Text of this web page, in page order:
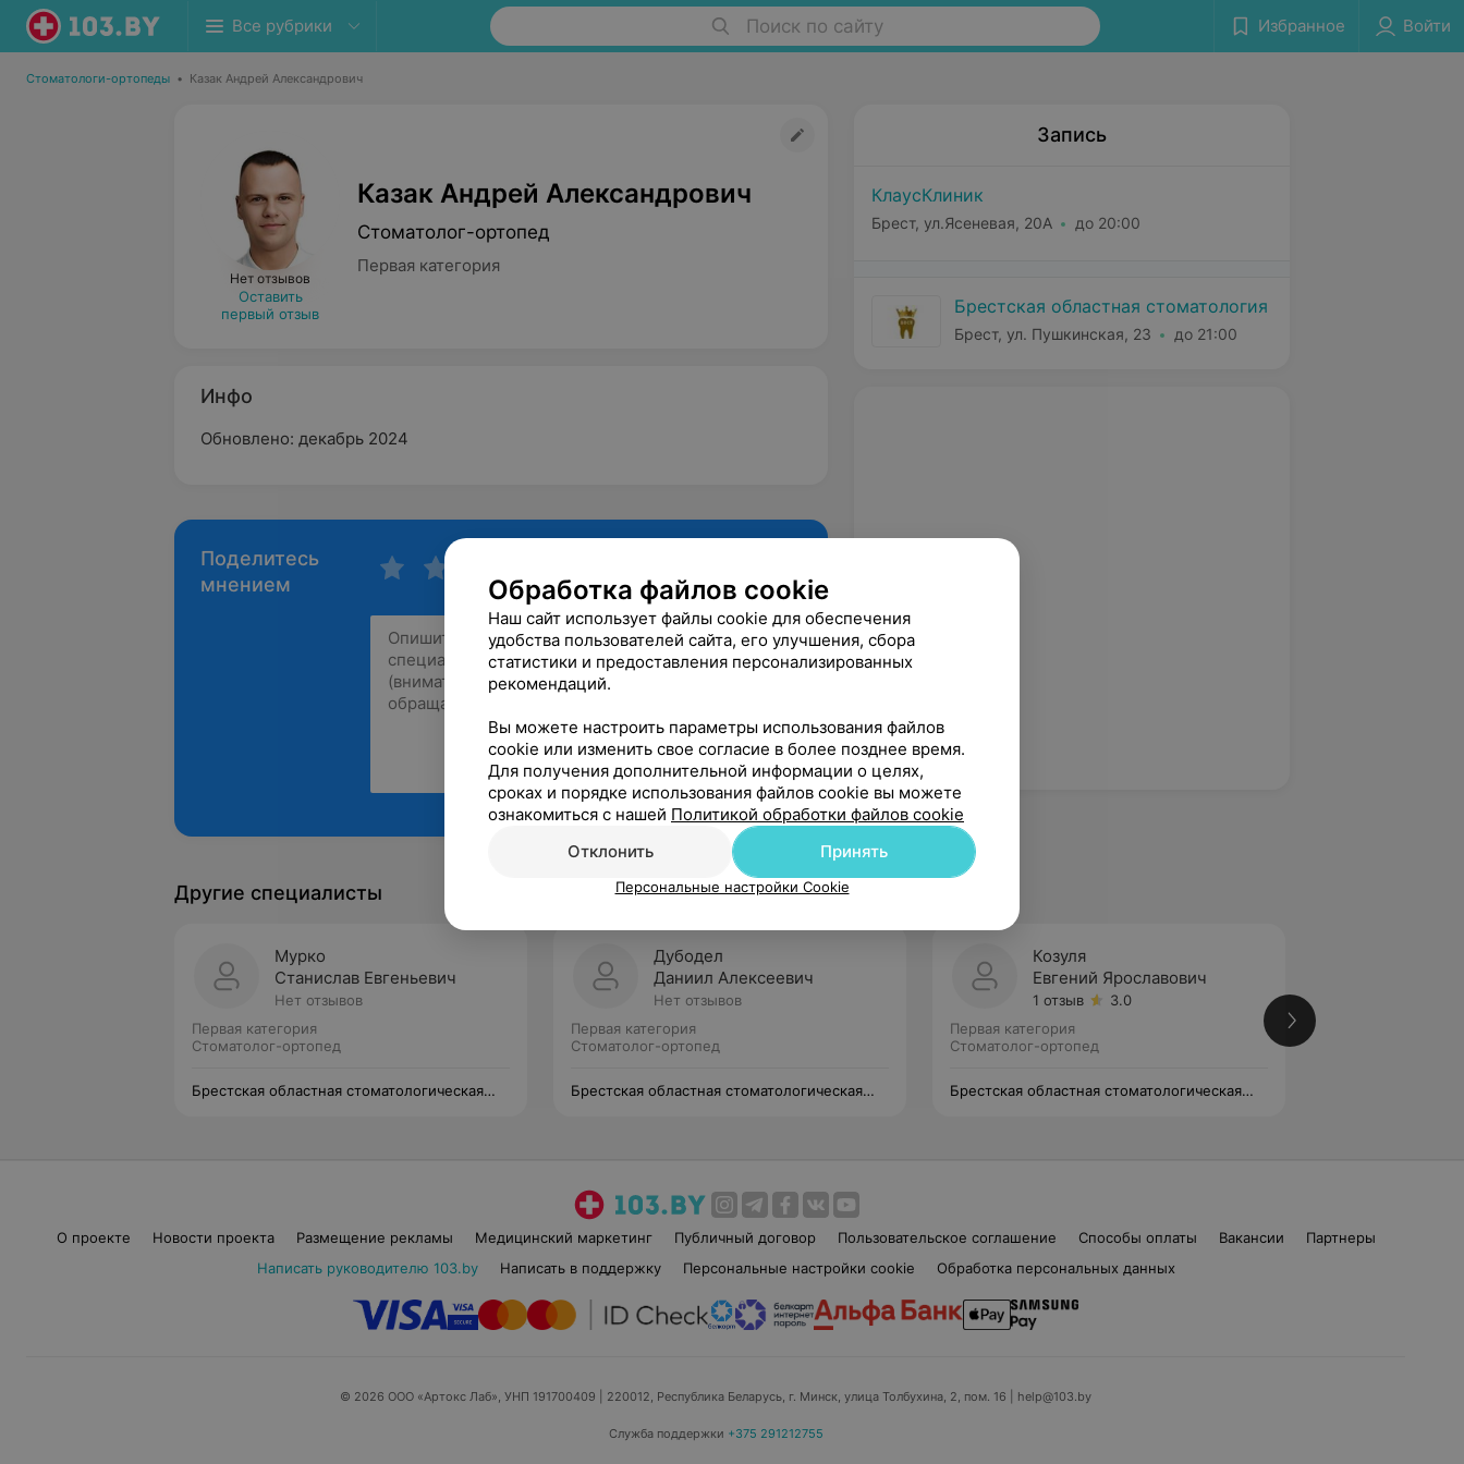
Все рубрики Поиск по сайту Избранное Войти
Стоматологи-ортопеды • Казак Андрей Александрович
Нет отзывов
Оставить
первый отзыв
Казак Андрей Александрович
Стоматолог-ортопед
Первая категория
Инфо
Обновлено: декабрь 2024
Поделитесь
мнением
Рекомендую
Запись
КлаусКлиник
Брест, ул.Ясеневая, 20А до 20:00
Брестская областная стоматология
Брест, ул. Пушкинская, 23 до 21:00
Другие специалисты
Мурко
Станислав Евгеньевич
Нет отзывов
Первая категория
Стоматолог-ортопед
Брестская областная стоматологическая
Дубодел
Даниил Алексеевич
Нет отзывов
Первая категория
Стоматолог-ортопед
Брестская областная стоматологическая
Козуля
Евгений Ярославович
1 отзыв
3.0
Первая категория
Стоматолог-ортопед
Брестская областная стоматологическая
О проекте Новости проекта Размещение рекламы Медицинский маркетинг Публичный договор Пользовательское соглашение Способы оплаты Вакансии
Партнеры
Написать руководителю 103.by
Написать в поддержку Персональные настройки cookie Обработка персональных данных
© 2026 ООО «Артокс Лаб», УНП 191700409 | 220012, Республика Беларусь, г. Минск, улица Толбухина, 2, пом. 16 | help@103.by
Служба поддержки +375 291212755
Обработка файлов cookie
Наш сайт использует файлы cookie для обеспечения
удобства пользователей сайта, его улучшения, сбора
статистики и предоставления персонализированных
рекомендаций.
Вы можете настроить параметры использования файлов
cookie или изменить свое согласие в более позднее время.
Для получения дополнительной информации о целях,
сроках и порядке использования файлов cookie вы можете
ознакомиться с нашей Политикой обработки файлов cookie
Отклонить
Принять
Персональные настройки Cookie